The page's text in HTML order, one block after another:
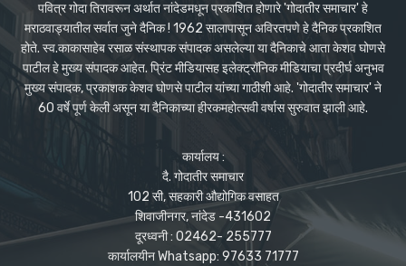
पवित्र गोदा तिरावरून अर्थात नांदेडमधून प्रकाशित होणारे 'गोदातीर समाचार' हे
मराठवाड्यातील सर्वात जुने दैनिक ! 1962 सालापासून अविरतपणे हे दैनिक प्रकाशित
होते. स्व.काकासाहेब रसाळ संस्थापक संपादक असलेल्या या दैनिकाचे आता केशव घोणसे
पाटील हे मुख्य संपादक आहेत. प्रिंट मीडियासह इलेक्ट्रॉनिक मीडियाचा प्रदीर्घ अनुभव
मुख्य संपादक, प्रकाशक केशव घोणसे पाटील यांच्या गाठीशी आहे. 'गोदातीर समाचार' ने
60 वर्षे पूर्ण केली असून या दैनिकाच्या हीरकमहोत्सवी वर्षास सुरुवात झाली आहे.
कार्यालय :
दै. गोदातीर समाचार
102 सी, सहकारी औद्योगिक वसाहत
शिवाजीनगर, नांदेड -431602
दूरध्वनी : 02462- 255777
कार्यालयीन Whatsapp: 97633 71777